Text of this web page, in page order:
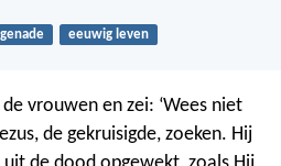
genade eeuwig leven
vrouwen en zei: ‘Wees niet
de gekruisigde, zoeken. Hij